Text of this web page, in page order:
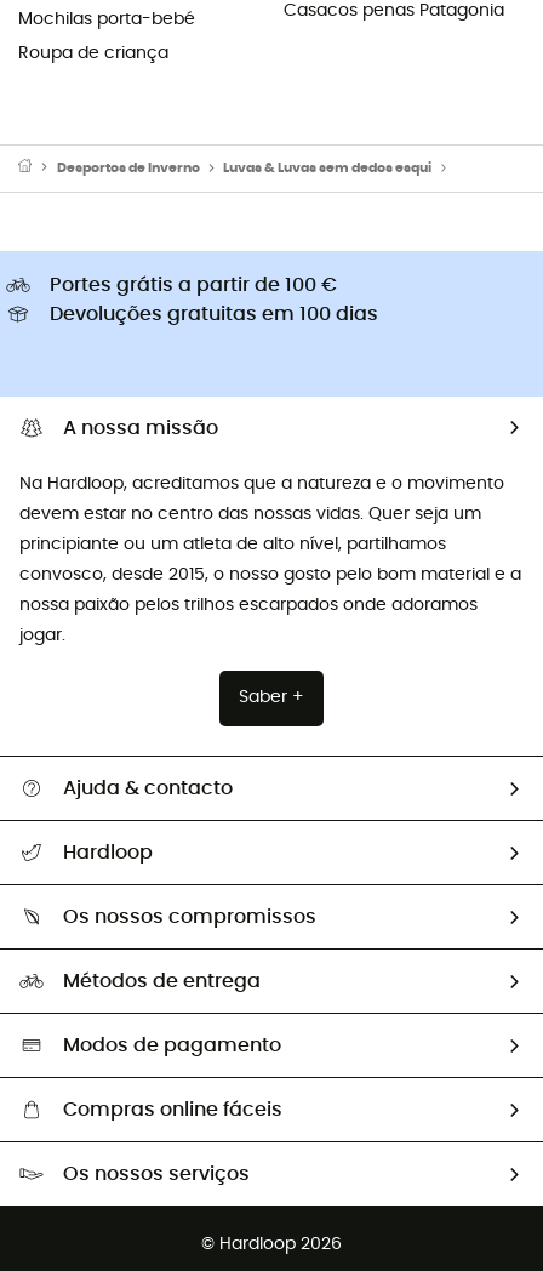
Mochilas porta-bebé
Roupa de criança
Casacos penas Patagonia
Desportos de Inverno Luvas & Luvas sem dedos esqui
Portes grátis a partir de 100 €
Devoluções gratuitas em 100 dias
A nossa missão
Na Hardloop, acreditamos que a natureza e o movimento
devem estar no centro das nossas vidas. Quer seja um
principiante ou um atleta de alto nível, partilhamos
convosco, desde 2015, o nosso gosto pelo bom material e a
nossa paixão pelos trilhos escarpados onde adoramos
jogar.
Saber +
Ajuda & contacto
Devoluções e reembolsos
Guia de tamanhos
Trocas & Devoluções
Hardloop
Os nossos embaixadores
Os nossos compromissos
Seleção eco-responsável
Métodos de entrega
Modos de pagamento
Compras online fáceis
Devoluções gratuitas em 100 dias
Os nossos serviços
© Hardloop 2026